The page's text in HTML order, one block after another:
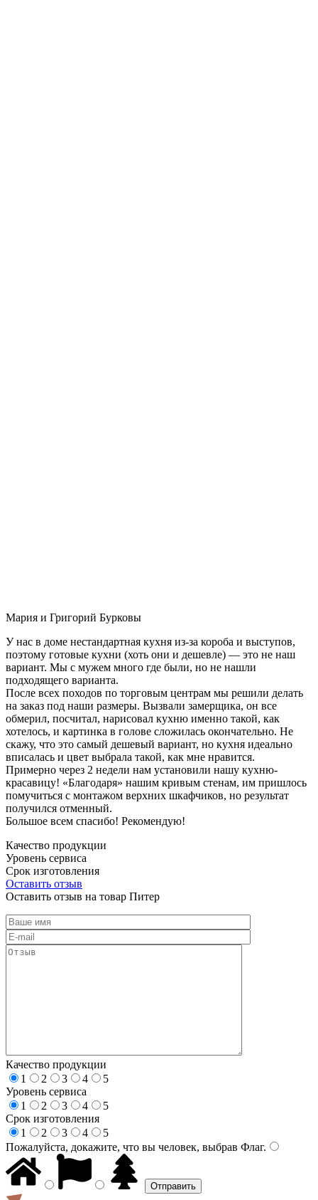
Мария и Григорий Бурковы
У нас в доме нестандартная кухня из-за короба и выступов,
поэтому готовые кухни (хоть они и дешевле) — это не наш
вариант. Мы с мужем много где были, но не нашли
подходящего варианта.
После всех походов по торговым центрам мы решили делать
на заказ под наши размеры. Вызвали замерщика, он все
обмерил, посчитал, нарисовал кухню именно такой, как
хотелось, и картинка в голове сложилась окончательно. Не
скажу, что это самый дешевый вариант, но кухня идеально
вписалась и цвет выбрала такой, как мне нравится.
Примерно через 2 недели нам установили нашу кухню-
красавицу! «Благодаря» нашим кривым стенам, им пришлось
помучиться с монтажом верхних шкафчиков, но результат
получился отменный.
Большое всем спасибо! Рекомендую!
Качество продукции
Уровень сервиса
Срок изготовления
Оставить отзыв
Оставить отзыв на товар Питер
Качество продукции
1
2 3 4
5
Уровень сервиса
1
2 3 4
5
Срок изготовления
1
2 3 4
5
Пожалуйста, докажите, что вы человек, выбрав Флаг.